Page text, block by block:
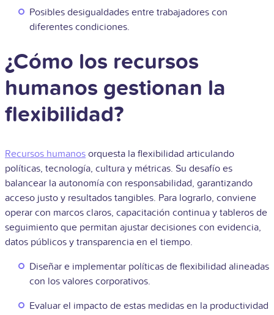
Posibles desigualdades entre trabajadores con
diferentes condiciones.
¿Cómo los recursos
humanos gestionan la
flexibilidad?
Recursos humanos orquesta la flexibilidad articulando
políticas, tecnología, cultura y métricas. Su desafío es
balancear la autonomía con responsabilidad, garantizando
acceso justo y resultados tangibles. Para lograrlo, conviene
operar con marcos claros, capacitación continua y tableros de
seguimiento que permitan ajustar decisiones con evidencia,
datos públicos y transparencia en el tiempo.
Diseñar e implementar políticas de flexibilidad alineadas
con los valores corporativos.
Evaluar el impacto de estas medidas en la productividad